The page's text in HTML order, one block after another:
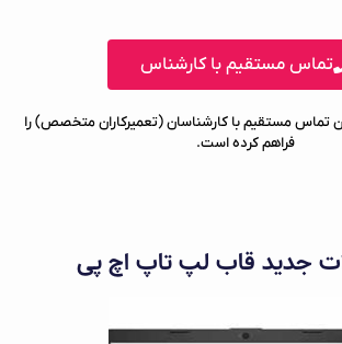
تماس مستقیم با کارشناس
تماس مستقیم با کارشناسان (تعمیرکاران متخصص) را
فراهم کرده است.
جدید قاب لپ تاپ اچ پی